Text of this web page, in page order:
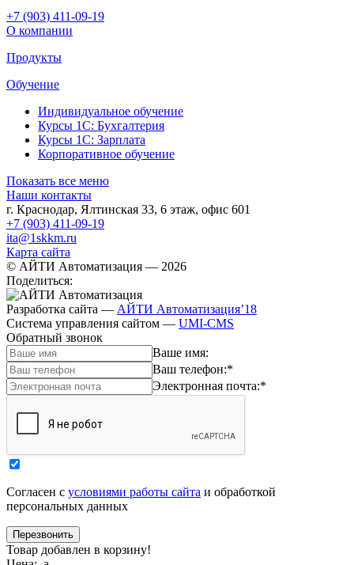
+7 (903) 411-09-19
О компании
Продукты
Обучение
Индивидуальное обучение
Курсы 1С: Бухгалтерия
Курсы 1С: Зарплата
Корпоративное обучение
Показать все меню
Наши контакты
г. Краснодар, Ялтинская 33, 6 этаж, офис 601
+7 (903) 411-09-19
ita@1skkm.ru
Карта сайта
© АЙТИ Автоматизация — 2026
Поделиться:
Разработка сайта — АЙТИ Автоматизация’18
Система управления сайтом — UMI-CMS
Обратный звонок
Ваше имя:
Ваш телефон:*
Электронная почта:*
Согласен с условиями работы сайта и обработкой
персональных данных
Товар добавлен в корзину!